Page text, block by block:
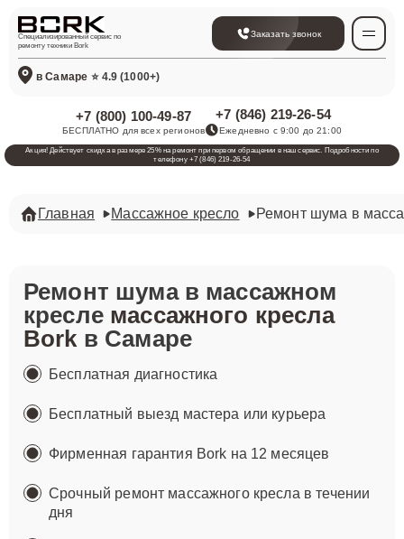
Специализированный сервис по
ремонту техники Bork
Заказать звонок
в Самаре ⭐ 4.9 (1000+)
+7 (800) 100-49-87
БЕСПЛАТНО для всех регионов
+7 (846) 219-26-54
Ежедневно с 9:00 до 21:00
Акция! Действует скидка в размере 25% на ремонт при первом обращении в наш сервис. Подробности по
телефону +7 (846) 219-26-54
Главная Массажное кресло Ремонт шума в
Ремонт шума в массажном
кресле массажного кресла
Borkв Самаре
Бесплатная диагностика
Бесплатный выезд мастера или курьера
Фирменная гарантия Bork на 12 месяцев
Срочный ремонт массажного кресла в течении
дня